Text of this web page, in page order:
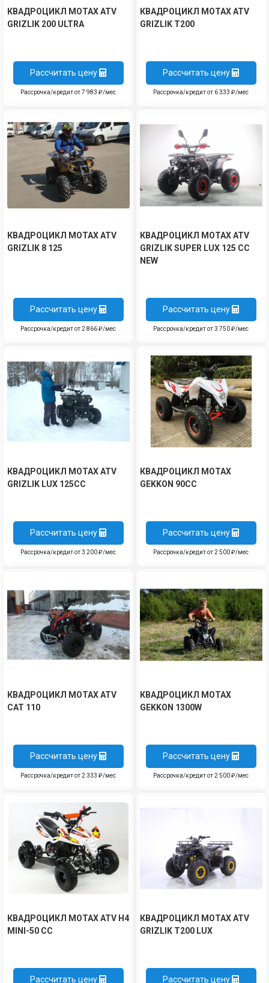
КВАДРОЦИКЛ MOTAX ATV
GRIZLIK 200 ULTRA
Рассчитать цену
Рассрочка/кредит от 7 983 ₽/мес
КВАДРОЦИКЛ MOTAX ATV
GRIZLIK T200
Рассчитать цену
Рассрочка/кредит от 6 333 ₽/мес
КВАДРОЦИКЛ MOTAX ATV
GRIZLIK 8 125
Рассчитать цену
Рассрочка/кредит от 2 866 ₽/мес
КВАДРОЦИКЛ MOTAX ATV
GRIZLIK SUPER LUX 125 СС
NEW
Рассчитать цену
Рассрочка/кредит от 3 750 ₽/мес
КВАДРОЦИКЛ MOTAX ATV
GRIZLIK LUX 125СС
Рассчитать цену
Рассрочка/кредит от 3 200 ₽/мес
КВАДРОЦИКЛ MOTAX
GEKKON 90CC
Рассчитать цену
Рассрочка/кредит от 2 500 ₽/мес
КВАДРОЦИКЛ MOTAX ATV
CAT 110
Рассчитать цену
Рассрочка/кредит от 2 333 ₽/мес
КВАДРОЦИКЛ MOTAX
GEKKON 1300W
Рассчитать цену
Рассрочка/кредит от 2 500 ₽/мес
КВАДРОЦИКЛ MOTAX ATV H4
MINI-50 CC
Рассчитать цену
КВАДРОЦИКЛ MOTAX ATV
GRIZLIK T200 LUX
Рассчитать цену